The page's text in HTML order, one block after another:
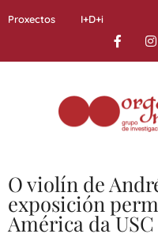
Proxectos I+D+i
O violín de
exposición
América da USC